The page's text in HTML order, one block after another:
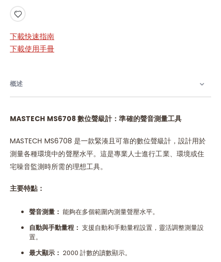
下載快速指南
下載使用手冊
概述
MASTECH MS6708數位聲級計：準確的聲音測量工具
MASTECH MS6708 是一款緊湊且可靠的數位聲級計，設計用於
測量各種環境中的聲壓水平。這是專業人士進行工業、環境或住
宅噪音監測時所需的理想工具。
主要特點：
聲音測量： 能夠在多個範圍內測量聲壓水平。
自動與手動量程： 支援自動和手動量程設置，靈活調整測量設
置。
最大顯示： 2000 計數的讀數顯示。